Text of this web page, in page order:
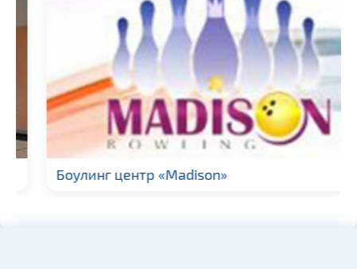
Памятники природы
Производства
Военная история
Новости
Озера и водоемы
Родовые усадьбы
Боулинг центр «Madison»